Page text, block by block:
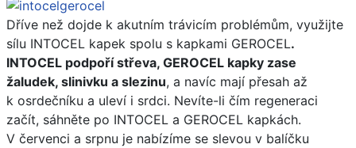
Dříve než dojde k akutním trávicím problémům, využijte
sílu INTOCEL kapek spolu s kapkami GEROCEL.
INTOCEL podpoří střeva, GEROCEL kapky zase
žaludek, slinivku a slezinu, a navíc mají přesah až
k osrdečníku a uleví i srdci. Nevíte-li čím regeneraci
začít, sáhněte po INTOCEL a GEROCEL kapkách.
V červenci a srpnu je nabízíme se slevou v balíčku